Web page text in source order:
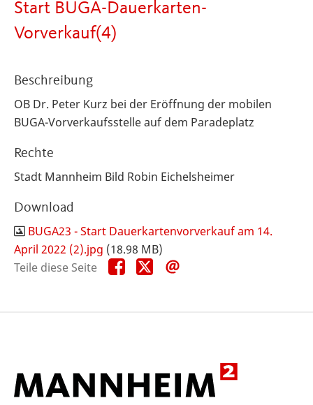
Start BUGA-Dauerkarten-
Vorverkauf(4)
Beschreibung
OB Dr. Peter Kurz bei der Eröffnung der mobilen
BUGA-Vorverkaufsstelle auf dem Paradeplatz
Rechte
Stadt Mannheim Bild Robin Eichelsheimer
Download
BUGA23 - Start Dauerkartenvorverkauf am 14.
April 2022 (2).jpg (18.98 MB)
Teile diese Seite
Teile
diese
Teile
diese